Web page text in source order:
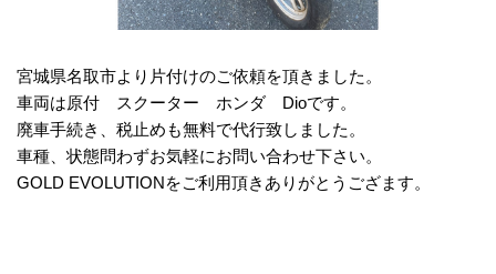
宮城県名取市より片付けのご依頼を頂きました。
車両は原付 スクーター ホンダ Dioです。
廃車手続き、税止めも無料で代行致しました。
車種、状態問わずお気軽にお問い合わせ下さい。
GOLD EVOLUTIONをご利用頂きありがとうござます。